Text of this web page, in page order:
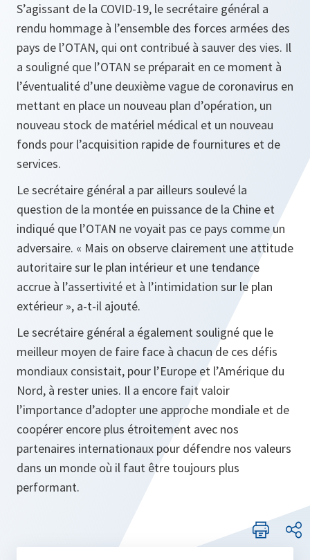
S’agissant de la COVID-19, le secrétaire général a
rendu hommage à l’ensemble des forces armées des
pays de l’OTAN, qui ont contribué à sauver des vies. Il
a souligné que l’OTAN se préparait en ce moment à
l’éventualité d’une deuxième vague de coronavirus en
mettant en place un nouveau plan d’opération, un
nouveau stock de matériel médical et un nouveau
fonds pour l’acquisition rapide de fournitures et de
services.
Le secrétaire général a par ailleurs soulevé la
question de la montée en puissance de la Chine et
indiqué que l’OTAN ne voyait pas ce pays comme un
adversaire. « Mais on observe clairement une attitude
autoritaire sur le plan intérieur et une tendance
accrue à l’assertivité et à l’intimidation sur le plan
extérieur », a-t-il ajouté.
Le secrétaire général a également souligné que le
meilleur moyen de faire face à chacun de ces défis
mondiaux consistait, pour l’Europe et l’Amérique du
Nord, à rester unies. Il a encore fait valoir
l’importance d’adopter une approche mondiale et de
coopérer encore plus étroitement avec nos
partenaires internationaux pour défendre nos valeurs
dans un monde où il faut être toujours plus
performant.